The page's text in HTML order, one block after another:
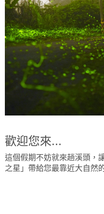
歡迎您來...
這個假期不妨就來趟溪頭，
之星」帶給您最靠近大自然